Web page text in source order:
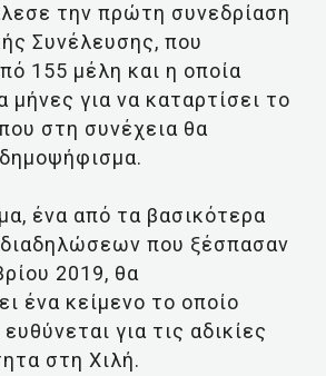
την πρώτη συνεδρίαση
Συνέλευσης, που
155 μέλη και η οποία
μήνες για να καταρτίσει το
στη συνέχεια θα
ένα από τα βασικότερα
που ξέσπασαν
2019, θα
ένα κείμενο το οποίο
για τις αδικίες
στη Χιλή.